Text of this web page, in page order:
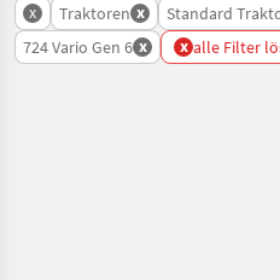
x Traktoren x Standard
724 Vario Gen 6 x x alle Filter